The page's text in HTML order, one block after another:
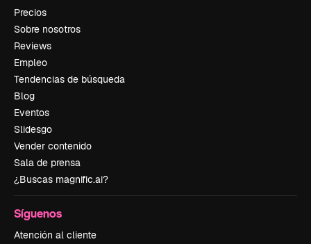
Precios
Sobre nosotros
Reviews
Empleo
Tendencias de búsqueda
Blog
Eventos
Slidesgo
Vender contenido
Sala de prensa
¿Buscas magnific.ai?
Síguenos
Atención al cliente